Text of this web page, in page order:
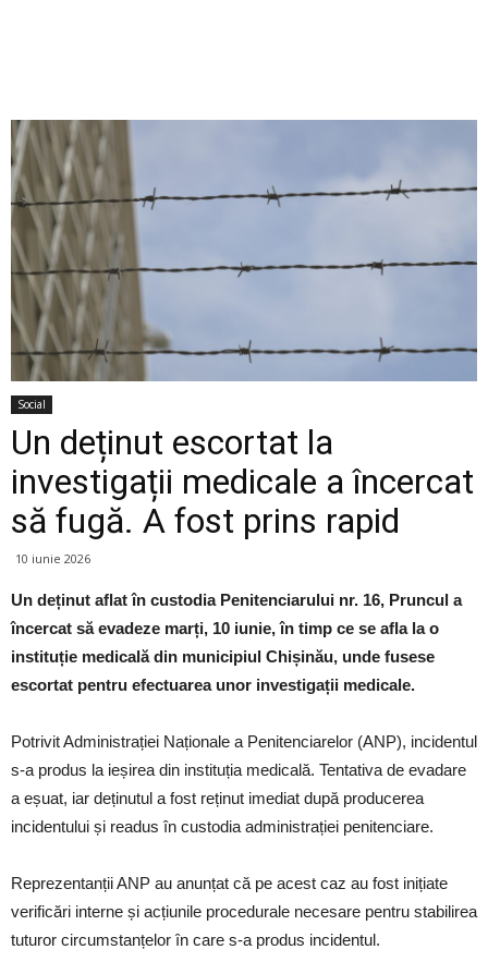
Social
Un deținut escortat la
investigații medicale a încercat
să fugă. A fost prins rapid
10 iunie 2026
Un deținut aflat în custodia Penitenciarului nr. 16, Pruncul a
încercat să evadeze marți, 10 iunie, în timp ce se afla la o
instituție medicală din municipiul Chișinău, unde fusese
escortat pentru efectuarea unor investigații medicale.
Potrivit Administrației Naționale a Penitenciarelor (ANP), incidentul
s-a produs la ieșirea din instituția medicală. Tentativa de evadare
a eșuat, iar deținutul a fost reținut imediat după producerea
incidentului și readus în custodia administrației penitenciare.
Reprezentanții ANP au anunțat că pe acest caz au fost inițiate
verificări interne și acțiunile procedurale necesare pentru stabilirea
tuturor circumstanțelor în care s-a produs incidentul.